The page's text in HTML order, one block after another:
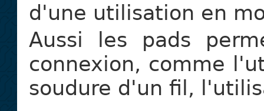
d'une utilisation en
Aussi les pads
connexion, comme
soudure d'un fil,